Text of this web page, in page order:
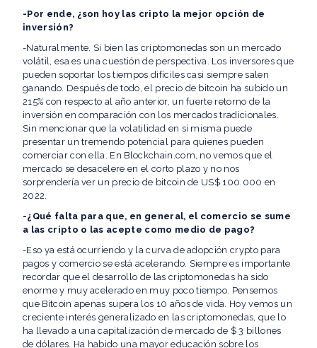
-Por ende, ¿son hoy las cripto la mejor opción de
inversión?
-Naturalmente. Si bien las criptomonedas son un mercado
volátil, esa es una cuestión de perspectiva. Los inversores que
pueden soportar los tiempos difíciles casi siempre salen
ganando. Después de todo, el precio de bitcoin ha subido un
215% con respecto al año anterior, un fuerte retorno de la
inversión en comparación con los mercados tradicionales.
Sin mencionar que la volatilidad en sí misma puede
presentar un tremendo potencial para quienes pueden
comerciar con ella. En Blockchain.com, no vemos que el
mercado se desacelere en el corto plazo y no nos
sorprendería ver un precio de bitcoin de US$ 100.000 en
2022.
-¿Qué falta para que, en general, el comercio se sume
a las cripto o las acepte como medio de pago?
-Eso ya está ocurriendo y la curva de adopción crypto para
pagos y comercio se está acelerando. Siempre es importante
recordar que el desarrollo de las criptomonedas ha sido
enorme y muy acelerado en muy poco tiempo. Pensemos
que Bitcoin apenas supera los 10 años de vida. Hoy vemos un
creciente interés generalizado en las criptomonedas, que lo
ha llevado a una capitalización de mercado de $ 3 billones
de dólares. Ha habido una mayor educación sobre los